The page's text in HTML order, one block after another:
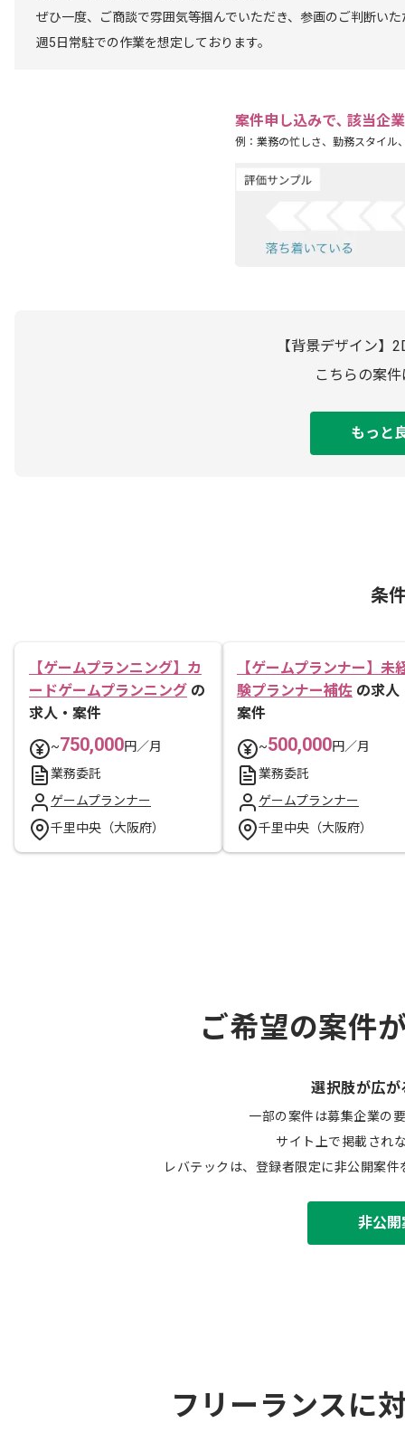
ぜひ一度、ご商談で雰囲気等掴んでいただき、参画のご判断い
週5日常駐での作業を想定しております。
案件申し込みで､ 該当企
例：業務の忙しさ、勤務スタイル
【背景デザイン】
こちらの案
もっと
条
【ゲームプランニング】カ
ードゲームプランニング の
求人・案件
~750,000円／月
業務委託
ゲームプランナー
千里中央（大阪府）
【ゲームプランナー】未
験プランナー補佐 の求人
案件
~500,000円／月
業務委託
ゲームプランナー
千里中央（大阪府）
ご希望の案件
選択肢が広が
一部の案件は募集企業の
サイト上で掲載され
レバテックは、登録者限定に非公開案
非公
フリーランスに